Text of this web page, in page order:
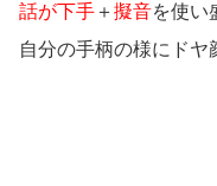
話が下手 ＋擬音を使い
自分の手柄の様にドヤ